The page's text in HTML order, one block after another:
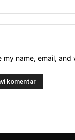
my name, email,